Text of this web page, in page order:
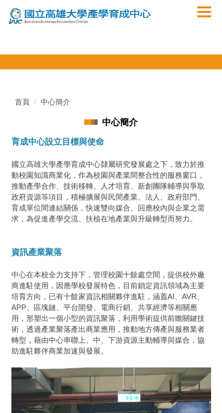
到
首頁 中心簡介
中心簡介
育成中心設立目標與使命
國立高雄大學產學育成中心隸屬研究發展處之下，致力於推
動校園知識商業化，作為校園與產業間整合性的服務窗口，
推動產學合作、技術移轉、人才培育、新創團隊輔導與爭取
政府資源等項目，積極擴展與民間產業、法人、政府部門、
育成單位間連結關係，快速雙向媒合、回應校內與企業之需
求，為促進產學交流、扶植在地產業與升級轉型而努力。
資訊產業聚落
中心在本校全力支持下，管理校園十餘處空間，提供校外廠
商進駐使用，因應學校發展特色，目前鎖定資訊領域為主要
培育方向，已有十餘家資訊相關夥伴進駐，涵蓋AI、AVR、
APP、區塊鏈、平台開發、電商行銷、共享經濟等相關應
用，形塑出一個小型的資訊聚落，利用學術提供前瞻關鍵技
術，透過產業聚落產出商業應用，推動地方傳產與服務業者
轉型，藉由中心串聯上、中、下游資源主動輔導與媒合，協
助進駐夥伴商業加速與發展。